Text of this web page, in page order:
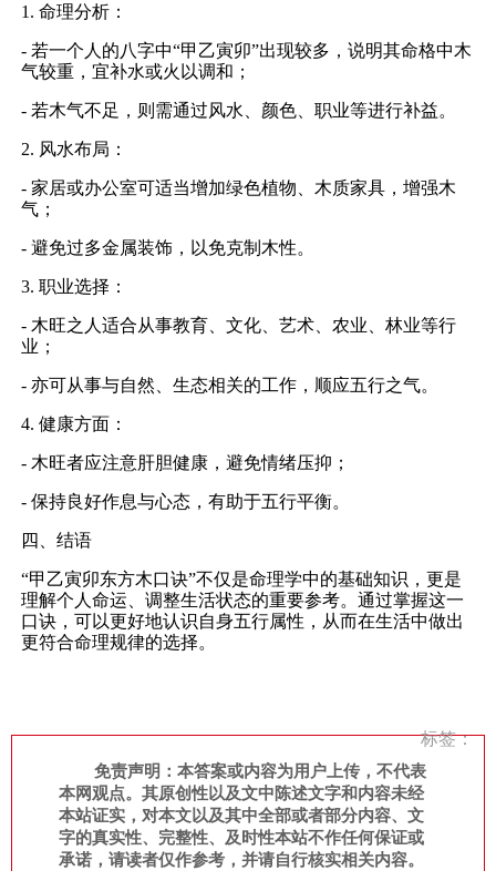
1. 命理分析：
- 若一个人的八字中“甲乙寅卯”出现较多，说明其命格中木
气较重，宜补水或火以调和；
- 若木气不足，则需通过风水、颜色、职业等进行补益。
2. 风水布局：
- 家居或办公室可适当增加绿色植物、木质家具，增强木
气；
- 避免过多金属装饰，以免克制木性。
3. 职业选择：
- 木旺之人适合从事教育、文化、艺术、农业、林业等行
业；
- 亦可从事与自然、生态相关的工作，顺应五行之气。
4. 健康方面：
- 木旺者应注意肝胆健康，避免情绪压抑；
- 保持良好作息与心态，有助于五行平衡。
四、结语
“甲乙寅卯东方木口诀”不仅是命理学中的基础知识，更是
理解个人命运、调整生活状态的重要参考。通过掌握这一
口诀，可以更好地认识自身五行属性，从而在生活中做出
更符合命理规律的选择。
标签：
免责声明：本答案或内容为用户上传，不代表
本网观点。其原创性以及文中陈述文字和内容未经
本站证实，对本文以及其中全部或者部分内容、文
字的真实性、完整性、及时性本站不作任何保证或
承诺，请读者仅作参考，并请自行核实相关内容。